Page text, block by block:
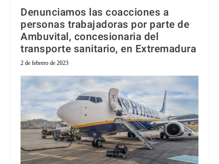
Denunciamos las coacciones a
personas trabajadoras por parte de
Ambuvital, concesionaria del
transporte sanitario, en Extremadura
2 de febrero de 2023